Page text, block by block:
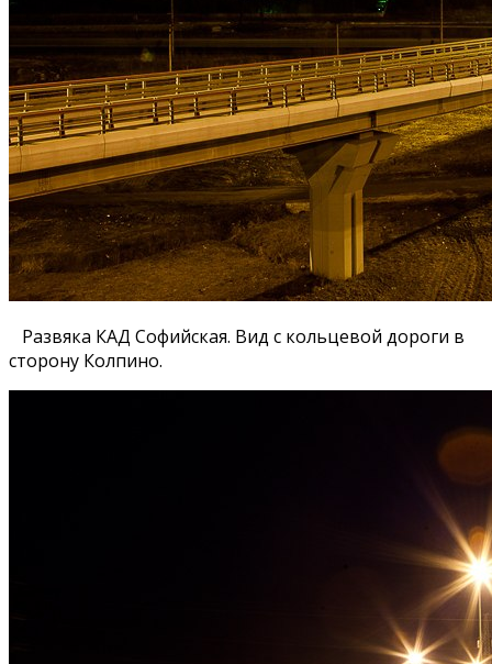
Развяка КАД Софийская. Вид с кольцевой дороги в
сторону Колпино.